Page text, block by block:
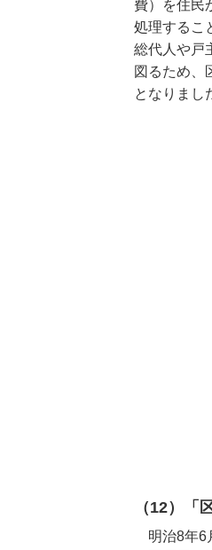
費）を住民
処理するこ
総代人や戸
図るため、
となりまし
（12）「
明治8年6